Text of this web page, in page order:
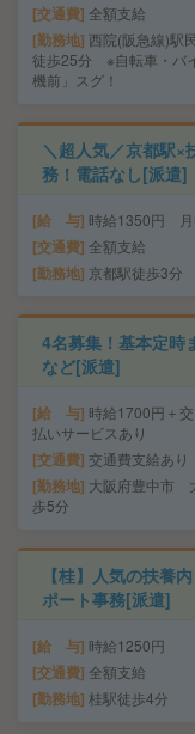
交通費 全額支給
勤務地 西院(阪急線)駅
徒歩25分 ※自転車・バ
機前」スグ！
＼超人気／京都駅×
務！電話なし[派遣]
給 与 時給1350円 月
交通費 全額支給
勤務地 京都駅徒歩3分
4名募集！基本定時
など[派遣]
給 与 時給1700円＋
払いサービスあり
交通費 交通費支給あり
勤務地 大阪府豊中市
歩5分
【桂】人気の扶養
ポート事務[派遣]
給 与 時給1250円
交通費 全額支給
勤務地 桂駅徒歩4分